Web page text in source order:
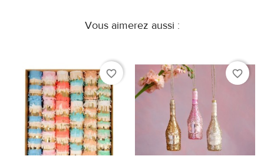
Vous aimerez aussi :
favorite_border favorite_border